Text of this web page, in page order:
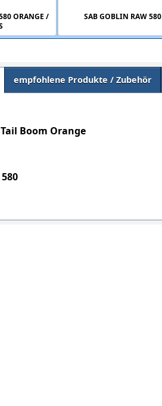
ORANGE /
SAB GOBLIN RAW 580
empfohlene Produkte / Zubehör
Boom Orange